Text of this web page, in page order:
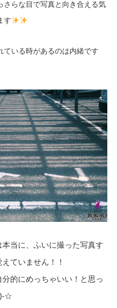
さらな目で写真と向き合える気
す
いる時があるのは内緒です
当に、ふいに撮った写真す
ていません！！
的にめっちゃいい！と思っ
)-☆